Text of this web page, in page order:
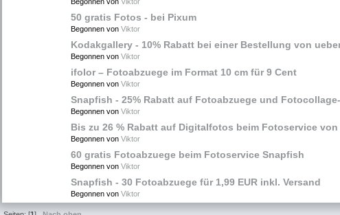
50 gratis Fotos - bei Pixum
Begonnen von Viktor
Kodakgallery - 10% Rabatt bei einer Bestellung von
Begonnen von Viktor
ifolor – Fotoabzuege im Format 10 cm für 9 Cent
Begonnen von Viktor
Snapfish - 25% Rabatt auf Fotoabzuege und
Begonnen von Viktor
Bis zu 26 % Rabatt auf Digitalfotos beim Fotoservice
Begonnen von Viktor
60 gratis Fotoabzuege beim Fotoservice Snapfish
Begonnen von Viktor
Snapfish - 30 Fotoabzuege für 1,99 EUR inkl. Versand
Begonnen von Viktor